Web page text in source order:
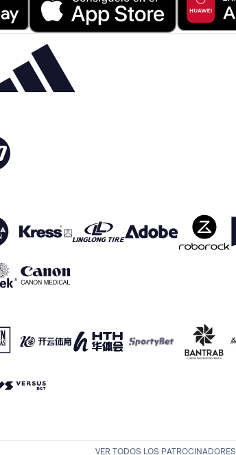
VER TODOS LOS PATROCINADORES